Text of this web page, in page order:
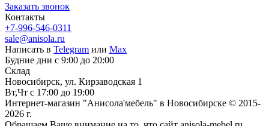
Заказать звонок
Контакты
+7-996-546-0311
sale@anisola.ru
Написать в Telegram или Max
Будние дни с 9:00 до 20:00
Склад
Новосибирск, ул. Кирзаводская 1
Вт,Чт с 17:00 до 19:00
Интернет-магазин "Анисола'мебель" в Новосибирске © 2015-
2026 г.